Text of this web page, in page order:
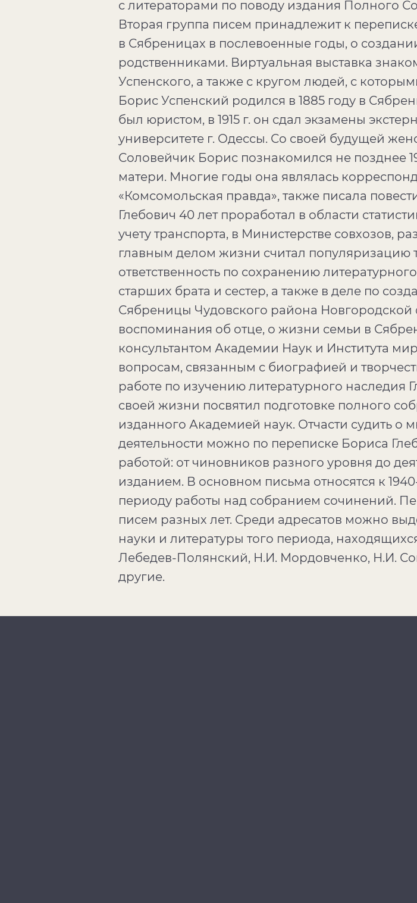
с литераторами по поводу издания Полного
Вторая группа писем принадлежит к
в Сябреницах в послевоенные годы, о
родственниками. Виртуальная выставка
Успенского, а также с кругом людей, с
Борис Успенский родился в 1885 году в
был юристом, в 1915 г. он сдал экзамены
университете г. Одессы. Со своей будущей
Соловейчик Борис познакомился не позднее
матери. Многие годы она являлась
«Комсомольская правда», также писала
Глебович 40 лет проработал в области
учету транспорта, в Министерстве совхозов,
главным делом жизни считал популяризацию
ответственность по сохранению
старших брата и сестер, а также в деле по
Сябреницы Чудовского района Новгородской
воспоминания об отце, о жизни семьи в
консультантом Академии Наук и Института
вопросам, связанным с биографией и
работе по изучению литературного наследия
своей жизни посвятил подготовке полного
изданного Академией наук. Отчасти судить о
деятельности можно по переписке Бориса
работой: от чиновников разного уровня до
изданием. В основном письма относятся к
периоду работы над собранием сочинений.
писем разных лет. Среди адресатов можно
науки и литературы того периода,
Лебедев-Полянский, Н.И. Мордовченко, Н.И.
другие.